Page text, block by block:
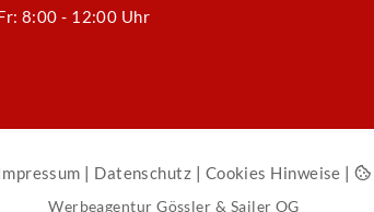
8:00 - 12:00 Uhr
| Datenschutz | Cookies Hinweise |
Werbeagentur Gössler & Sailer OG